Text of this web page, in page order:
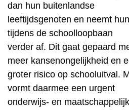
dan hun buitenlandse
leeftijdsgenoten en neemt
tijdens de schoolloopbaan
verder af. Dit gaat gepaard
meer kansenongelijkheid en
groter risico op schooluitval.
vormt daarmee een urgent
onderwijs- en